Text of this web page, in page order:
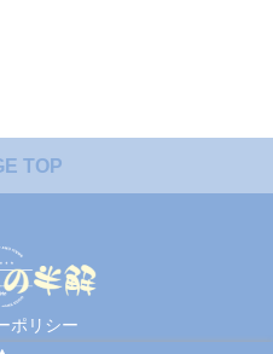
TOP
ポリシー